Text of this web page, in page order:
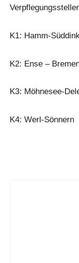
K1: Hamm-
K2: Ense –
K3: Möhnesee-
K4: Werl-Sönnern